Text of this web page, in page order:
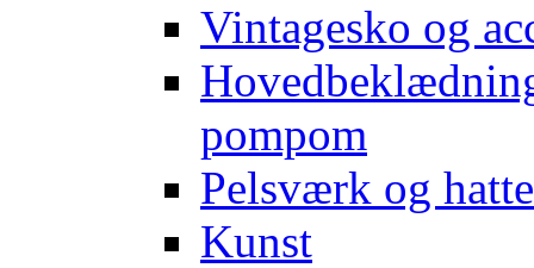
Vintagesko og
pompom
Pelsværk og
Kunst